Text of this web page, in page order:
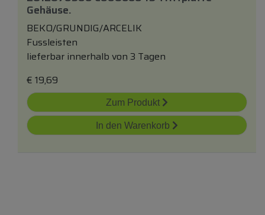
Gehäuse.
BEKO/GRUNDIG/ARCELIK
Fussleisten
lieferbar innerhalb von 3 Tagen
€ 19,69
Zum Produkt
In den Warenkorb